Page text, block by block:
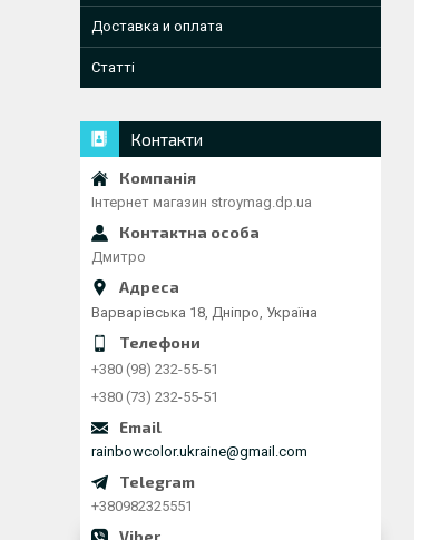
Доставка и оплата
Статті
Контакти
Інтернет магазин stroymag.dp.ua
Дмитро
Варварівська 18, Дніпро, Україна
+380 (98) 232-55-51
+380 (73) 232-55-51
rainbowcolor.ukraine@gmail.com
+380982325551